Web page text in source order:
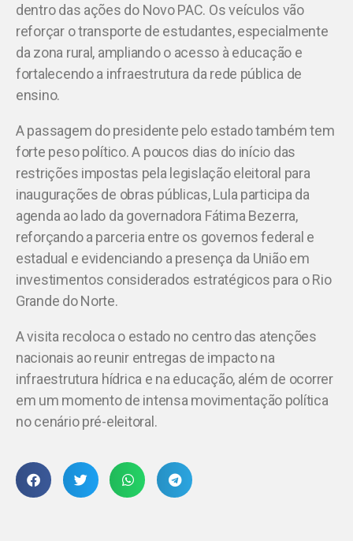
dentro das ações do Novo PAC. Os veículos vão
reforçar o transporte de estudantes, especialmente
da zona rural, ampliando o acesso à educação e
fortalecendo a infraestrutura da rede pública de
ensino.
A passagem do presidente pelo estado também tem
forte peso político. A poucos dias do início das
restrições impostas pela legislação eleitoral para
inaugurações de obras públicas, Lula participa da
agenda ao lado da governadora Fátima Bezerra,
reforçando a parceria entre os governos federal e
estadual e evidenciando a presença da União em
investimentos considerados estratégicos para o Rio
Grande do Norte.
A visita recoloca o estado no centro das atenções
nacionais ao reunir entregas de impacto na
infraestrutura hídrica e na educação, além de ocorrer
em um momento de intensa movimentação política
no cenário pré-eleitoral.